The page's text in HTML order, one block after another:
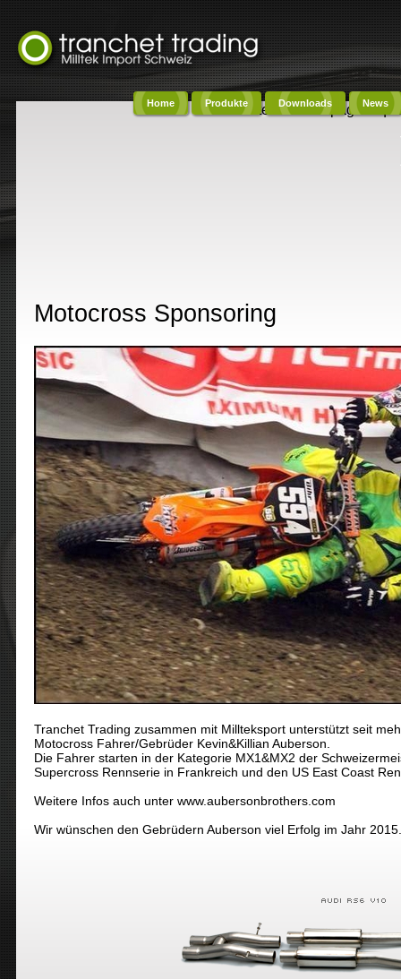
Home Produkte Downloads News
Content on this page
Motocross Sponsoring
Tranchet Trading zusammen mit Millteksport unterstützt seit
Motocross Fahrer/Gebrüder Kevin&Killian Auberson.
Die Fahrer starten in der Kategorie MX1&MX2 der
Supercross Rennserie in Frankreich und den US East Coast
Weitere Infos auch unter www.aubersonbrothers.com
Wir wünschen den Gebrüdern Auberson viel Erfolg im Jahr 2015.